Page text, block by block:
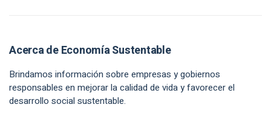
Acerca de Economía Sustentable
Brindamos información sobre empresas y gobiernos
responsables en mejorar la calidad de vida y favorecer el
desarrollo social sustentable.